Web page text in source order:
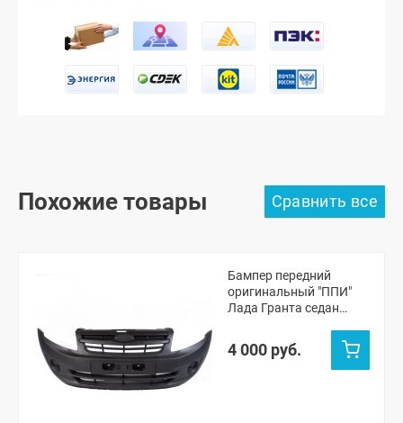
Похожие товары
Бампер передний
оригинальный "ППИ"
Лада Гранта седан
4 000 руб.